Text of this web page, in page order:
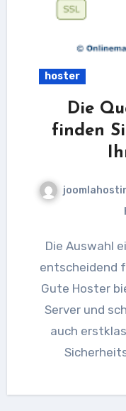
hoster
Die
finden
Die Auswahl eines guten Webhosters ist
entscheidend
Gute Hoster
Server und
auch